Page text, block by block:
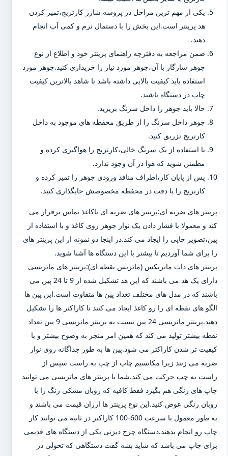
یکی از مهم ترین مراحل در پروسه شارژ کارتریج،تمیز کردن
هد پرینتر است.این بخش را با دستمال نرم و کمی آب انجام
دهید.
ضمن مراجعه به دفترچه راهنمای پرینتر خود و اطلاع از نوع
جوهر سازگار با آن،جوهر مورد نیاز را خریداری کنید.جوهر مورد
استفاده باید کیفیت بالایی داشته باشد تا شاهد بالاترین کیفیت
چاپ در دستگاه باشید.
حالا باید جوهر را داخل سرنگ بریزید.
جوهر داخل سرنگ را از طریق محفظه های موجود به داخل
کارتریج تزریق کنید.
با استفاده از یک سرنگ خالی،کارتریج را هواگیری کرده و
مطمئن شوید که هوا در آن وجود ندارد.
پس از پایان کار،اطراف منافذ ورودی جوهر را تمیز کرده و
کارتریج را با دقت در محفظه مخصوصش جایگذاری کنید.
پرینتر های ضربه ای:پرینتر های ضربه ای باکاغذ تماس برقرار می
کند و معمولا با فشار دادن یک نوار جوهر روی کاغذ و با استفاده از
پین،تصویر چاپی را ایجاد می کند.در اینجا دو نمونه از این پرینتر های
را برای شما آوردیم تا بیشتر با این دستگاه ها آشنا شوید.
پرینتر های دات ماتریکس (ماتریس نقطه ای):پرینتر های ماتریسی
دارای یک هد می باشند که این هد تشکیل شده از 9 تا 24 پین می
باشند که در مدل های مختلف تعداد پین ها متفاوت است.این پین ها
الگو های نقطه ای را رو کاغذ ایجاد می کنند تا کاراکتر ها را تشکیل
دهند.پرینتر ماتریسی 24 پین نسبت به پرینتر ماتریسی 9 پین تعداد
نقطه بیشتر تولید می کند که همین امر منجر به وضوح بیشتر و با
کیفیت تر شدن کاراکتر می شود.پین ها به طور جداگانه روی نوار
ضربه می زنند زیرا مکانسیم چاپ از چپ به راست سپس از
راست به چپ حرکت می کند.شما با پرینتر های ماتریسی می توانید
چاپ های رنگی هم بگیرد فقط کافیه که روبان مشکی رنگ را با
روبان رنگی عوض کنید.این نوع پرینتر ها ارزان قیمت می باشند و
به طور معمول با سرعت 600-100 کاراکتر در ثانیه می توانند کار
چاپ رو انجام بدهند.دستگاه چرخ دیزنی یکی از دستگاه های قدیمی
برای چاپ می باشد که شاید بشه گفت دستگاهی که تحولی در